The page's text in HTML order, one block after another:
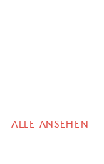
ALLE ANSEHEN